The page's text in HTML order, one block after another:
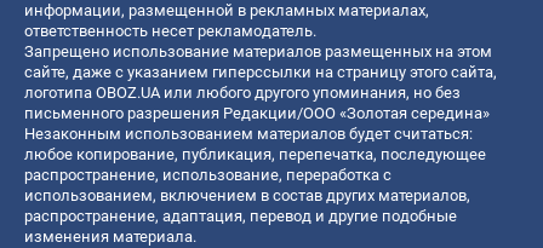
информации, размещенной в рекламных материалах,
ответственность несет рекламодатель.
Запрещено использование материалов размещенных на этом
сайте, даже с указанием гиперссылки на страницу этого сайта,
логотипа OBOZ.UA или любого другого упоминания, но без
письменного разрешения Редакции/ООО «Золотая середина»
Незаконным использованием материалов будет считаться:
любое копирование, публикация, перепечатка, последующее
распространение, использование, переработка с
использованием, включением в состав других материалов,
распространение, адаптация, перевод и другие подобные
изменения материала.